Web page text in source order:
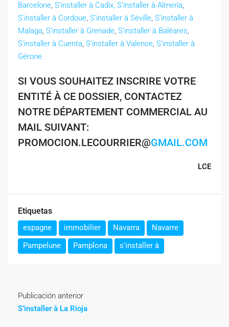
Barcelone, S’installer à Cadix, S’installer à Almería,
S’installer à Cordoue, S’installer à Séville, S’installer à
Malaga, S’installer à Grenade, S’installer à Baléares,
S’installer à Cuenta, S’installer à Valence, S’installer à
Gérone.
SI VOUS SOUHAITEZ INSCRIRE VOTRE
ENTITÉ À CE DOSSIER, CONTACTEZ
NOTRE DÉPARTEMENT COMMERCIAL AU
MAIL SUIVANT:
PROMOCION.LECOURRIER@GMAIL.COM
LCE
Etiquetas
espagne immobilier Navarra
Navarre
Pampelune
Pamplona s'installer à
Publicación anterior
S’installer à La Rioja